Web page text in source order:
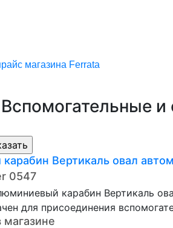
магазина Ferrata
Вертикаль овал
0547
карабин Вертикаль
для присоединения
магазине